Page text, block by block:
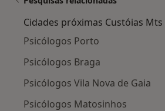
Cidades próximas Custóias Mts
Psicólogos Porto
Psicólogos Braga
Psicólogos Vila Nova de Gaia
Psicólogos Matosinhos